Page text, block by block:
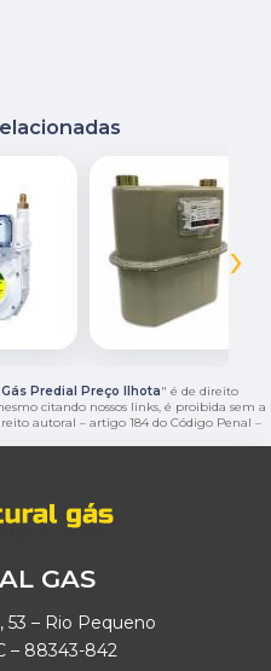
›
Predial Preço Ilhota" é de direito
citando nossos links, é proibida sem a
autoral – artigo 184 do Código Penal –
GAS
53 – Rio Pequeno
– 88343-842